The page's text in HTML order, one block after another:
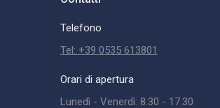
Telefono
Tel: +39 0535 613801
Orari di apertura
Lunedì - Venerdì: 8.30 - 17.30